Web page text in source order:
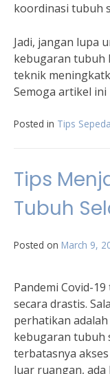
koordinasi tubuh
Jadi, jangan lupa
kebugaran tubuh
teknik
Semoga artikel
Posted in Tips Sepeda
Tips
Tubuh
Posted on March 9,
Pandemi Covid-
secara drastis.
perhatikan
kebugaran tubuh
terbatasnya
luar ruangan,